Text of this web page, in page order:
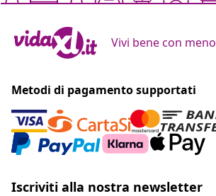
Vivi bene con meno
Metodi di pagamento supportati
Iscriviti alla nostra newsletter